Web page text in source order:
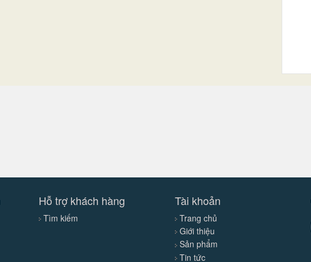
Hỗ trợ khách hàng
Tìm kiếm
Tài khoản
Trang chủ
Giới thiệu
Sản phẩm
Tin tức